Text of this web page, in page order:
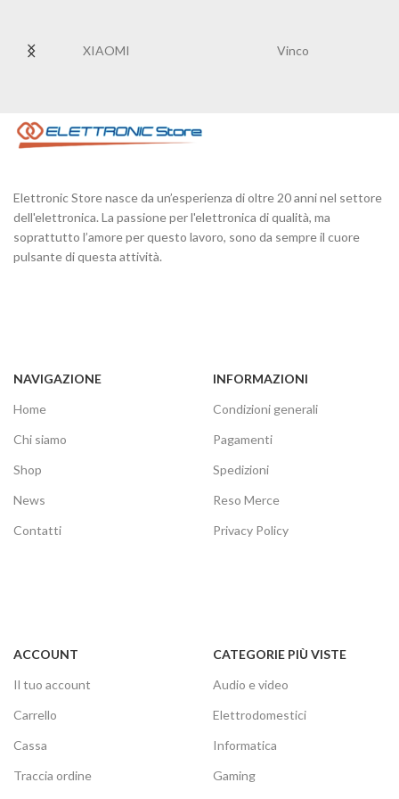
XIAOMI
Elettronic Store nasce da un’esperienza di oltre 20 anni nel settore
dell'elettronica. La passione per l'elettronica di qualità, ma
soprattutto l’amore per questo lavoro, sono da sempre il cuore
pulsante di questa attività.
NAVIGAZIONE
Home
Chi siamo
Shop
News
Contatti
INFORMAZIONI
Condizioni generali
Pagamenti
Spedizioni
Reso Merce
Privacy Policy
ACCOUNT
Il tuo account
Carrello
Cassa
Traccia ordine
CATEGORIE PIÙ VISTE
Audio e video
Elettrodomestici
Informatica
Gaming